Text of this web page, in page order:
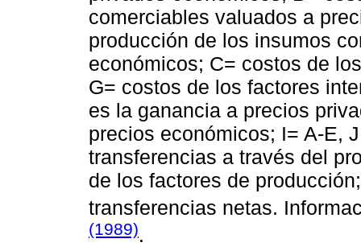
comerciables valuados a
producción de los insumos
económicos; C= costos de
G= costos de los factores
es la ganancia a precios
precios económicos; I= A-E,
transferencias a través del
de los factores de
transferencias netas.
(1989).